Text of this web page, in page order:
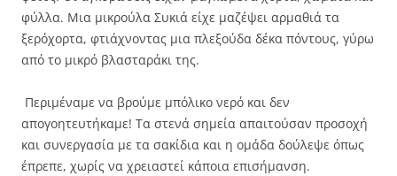
φύλλα. Μια μικρούλα Συκιά είχε μαζέψει αρμαθιά τα
ξερόχορτα, φτιάχνοντας μια πλεξούδα δέκα πόντους, γύρω
από το μικρό βλασταράκι της.
Περιμέναμε να βρούμε μπόλικο νερό και δεν
απογοητευτήκαμε! Τα στενά σημεία απαιτούσαν προσοχή
και συνεργασία με τα σακίδια και η ομάδα δούλεψε όπως
έπρεπε, χωρίς να χρειαστεί κάποια επισήμανση.